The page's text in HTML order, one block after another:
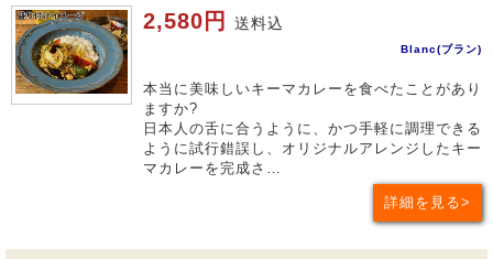
2,580円 送料込
Blanc(ブラン)
本当に美味しいキーマカレーを食べたことがあり
ますか?
日本人の舌に合うように、かつ手軽に調理できる
ように試行錯誤し、オリジナルアレンジしたキー
マカレーを完成さ…
詳細を見る